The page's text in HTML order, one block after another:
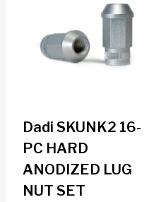
Dadi SKUNK2 16-
PC HARD
ANODIZED LUG
NUT SET